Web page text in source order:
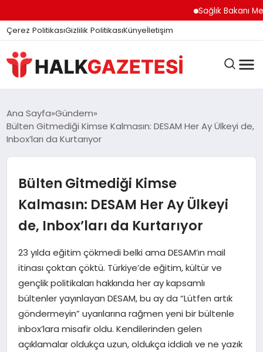
Sağlık Bakanı
Çerez PolitikasıGizlilik PolitikasıKünyeİletişim
DÜNYA
EĞITIM
EKONOMI
MAGAZIN
SAĞLIK
Ana Sayfa Gündem
Bülten Gitmediği Kimse Kalmasın: DESAM Her Ay Ülkeyi de,
Inbox’ları da Kurtarıyor
Bülten Gitmediği Kimse
Kalmasın: DESAM Her Ay Ülkeyi
de, Inbox’ları da Kurtarıyor
23 yılda eğitim çökmedi belki ama DESAM’ın mail
itinası çoktan çöktü. Türkiye’de eğitim, kültür ve
gençlik politikaları hakkında her ay kapsamlı
bültenler yayınlayan DESAM, bu ay da “Lütfen artık
göndermeyin” uyarılarına rağmen yeni bir bültenle
inbox’lara misafir oldu. Kendilerinden gelen
açıklamalar oldukça uzun, oldukça iddialı ve ne yazık